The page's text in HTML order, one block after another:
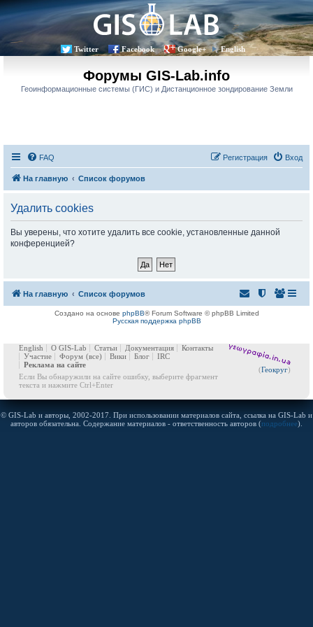
Twitter Facebook Google+ English
Форумы GIS-Lab.info
Геоинформационные системы (ГИС) и Дистанционное зондирование Земли
FAQ Вход
Регистрация
На главную Список форумов
Удалить cookies
Вы уверены, что хотите удалить все cookie, установленные данной
конференцией?
На главную Список форумов
Создано на основе phpBB® Forum Software © phpBB Limited
Русская поддержка phpBB
(Геокруг)
English О GIS-Lab Статьи Документация
Контакты
Участие
Форум (все) Вики Блог
IRC
Реклама на сайте
Если Вы обнаружили на сайте ошибку, выберите фрагмент
текста и нажмите Ctrl+Enter
© GIS-Lab и авторы, 2002-2017. При использовании материалов сайта, ссылка на GIS-Lab и
авторов обязательна. Содержание материалов - ответственность авторов (подробнее).